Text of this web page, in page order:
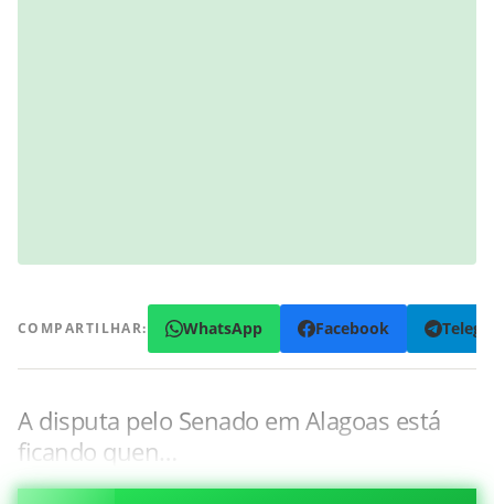
COMPARTILHAR: WhatsApp Facebook
A disputa pelo Senado em Alagoas está
ficando quen…